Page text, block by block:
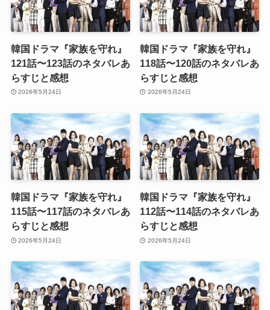
韓国ドラマ『家族を守れ』
121話〜123話のネタバレあ
らすじと感想
2026年5月24日
韓国ドラマ『家族を守れ』
118話〜120話のネタバレあ
らすじと感想
2026年5月24日
韓国ドラマ『家族を守れ』
115話〜117話のネタバレあ
らすじと感想
2026年5月24日
韓国ドラマ『家族を守れ』
112話〜114話のネタバレあ
らすじと感想
2026年5月24日